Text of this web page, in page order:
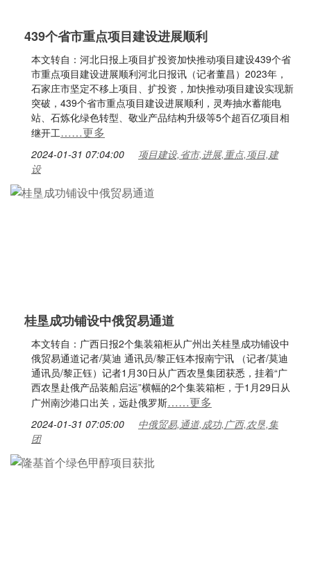
439个省市重点项目建设进展顺利
本文转自：河北日报上项目扩投资加快推动项目建设439个省
市重点项目建设进展顺利河北日报讯（记者董昌）2023年，
石家庄市坚定不移上项目、扩投资，加快推动项目建设实现新
突破，439个省市重点项目建设进展顺利，灵寿抽水蓄能电
站、石炼化绿色转型、敬业产品结构升级等5个超百亿项目相
继开工……更多
2024-01-31 07:04:00
项目建设,省市,进展,重点,项目,建
设
桂垦成功铺设中俄贸易通道
本文转自：广西日报2个集装箱柜从广州出关桂垦成功铺设中
俄贸易通道记者/莫迪 通讯员/黎正钰本报南宁讯 （记者/莫迪
通讯员/黎正钰）记者1月30日从广西农垦集团获悉，挂着“广
西农垦赴俄产品装船启运”横幅的2个集装箱柜，于1月29日从
广州南沙港口出关，远赴俄罗斯……更多
2024-01-31 07:05:00
中俄贸易,通道,成功,广西,农垦,集
团